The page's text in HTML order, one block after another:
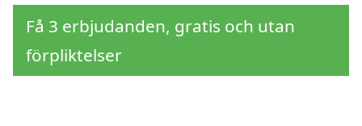
Få 3 erbjudanden, gratis och utan
förpliktelser